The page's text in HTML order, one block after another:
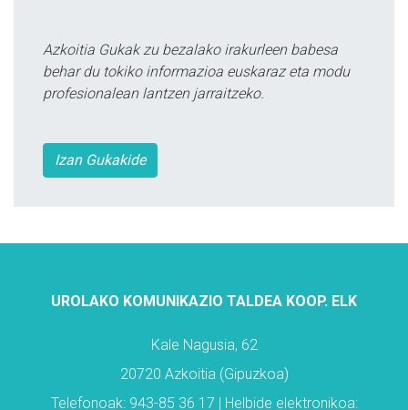
Azkoitia Gukak zu bezalako irakurleen babesa
behar du tokiko informazioa euskaraz eta modu
profesionalean lantzen jarraitzeko.
Izan Gukakide
UROLAKO KOMUNIKAZIO TALDEA KOOP. ELK
Kale Nagusia, 62
20720 Azkoitia (Gipuzkoa)
Telefonoak: 943-85 36 17 | Helbide elektronikoa: